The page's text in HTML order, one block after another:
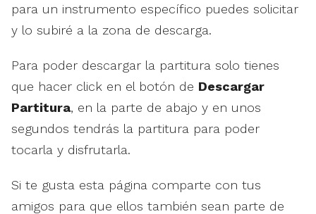
para un instrumento específico puedes solicitar
y lo subiré a la zona de descarga.
Para poder descargar la partitura solo tienes
que hacer click en el botón de Descargar
Partitura, en la parte de abajo y en unos
segundos tendrás la partitura para poder
tocarla y disfrutarla.
Si te gusta esta página comparte con tus
amigos para que ellos también sean parte de